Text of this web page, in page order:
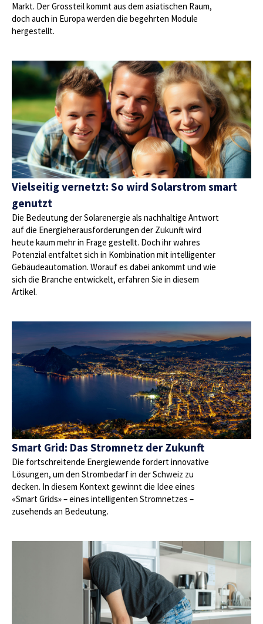
Markt. Der Grossteil kommt aus dem asiatischen Raum,
doch auch in Europa werden die begehrten Module
hergestellt.
Vielseitig vernetzt: So wird Solarstrom smart
genutzt
Die Bedeutung der Solarenergie als nachhaltige Antwort
auf die Energieherausforderungen der Zukunft wird
heute kaum mehr in Frage gestellt. Doch ihr wahres
Potenzial entfaltet sich in Kombination mit intelligenter
Gebäudeautomation. Worauf es dabei ankommt und wie
sich die Branche entwickelt, erfahren Sie in diesem
Artikel.
Smart Grid: Das Stromnetz der Zukunft
Die fortschreitende Energiewende fordert innovative
Lösungen, um den Strombedarf in der Schweiz zu
decken. In diesem Kontext gewinnt die Idee eines
«Smart Grids» – eines intelligenten Stromnetzes –
zusehends an Bedeutung.